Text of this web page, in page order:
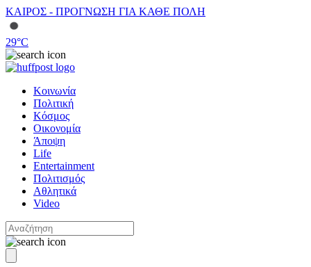
ΚΑΙΡΟΣ - ΠΡΟΓΝΩΣΗ ΓΙΑ ΚΑΘΕ ΠΟΛΗ
29°C
Κοινωνία
Πολιτική
Κόσμος
Οικονομία
Άποψη
Life
Entertainment
Πολιτισμός
Αθλητικά
Video